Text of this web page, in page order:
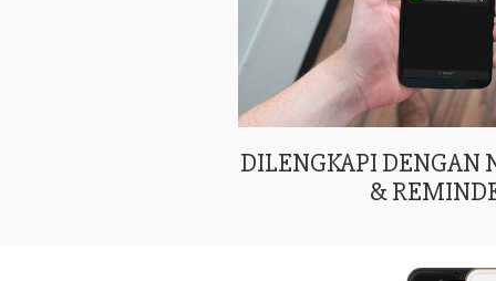
DILENGKAPI DENGAN
&